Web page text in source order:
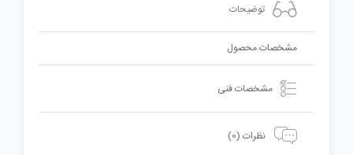
توضیحات
مشخصات محصول
مشخصات فنی
نظرات (0)